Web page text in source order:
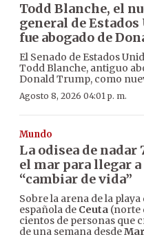
Todd Blanche, el
general de Estados
fue abogado de
El Senado de Estados
Todd Blanche, antiguo
Donald Trump, como
Agosto 8, 2026 04:01 p. m.
Mundo
La odisea de nadar
el mar para llegar a
“cambiar de vida”
Sobre la arena de la
española de Ceuta (norte
cientos de personas que
de una semana desde